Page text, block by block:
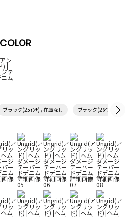
COLOR
ブラック(25ｲﾝﾁ) / 在庫なし ブラック(26ｲﾝﾁ) / 在